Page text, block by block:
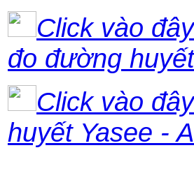
Click vào
đo đường
Click vào
huyết Yasee -